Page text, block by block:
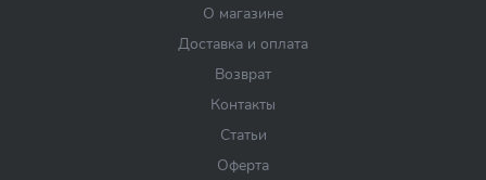
О магазине
Доставка и оплата
Возврат
Контакты
Статьи
Оферта